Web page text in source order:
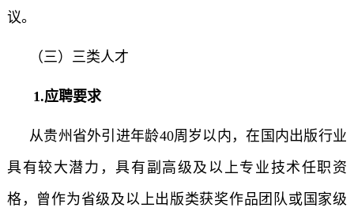
议。
（三）三类人才
1.应聘要求
从贵州省外引进年龄40周岁以内，在国内出版行业
具有较大潜力，具有副高级及以上专业技术任职资
格，曾作为省级及以上出版类获奖作品团队或国家级